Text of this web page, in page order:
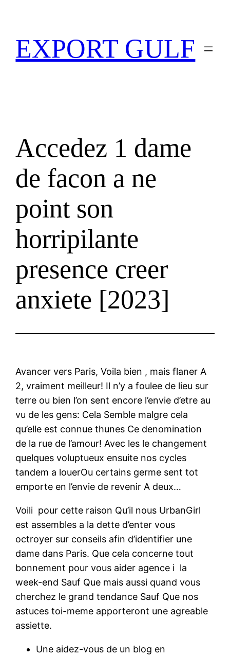
EXPORT GULF
Accedez 1 dame
de facon a ne
point son
horripilante
presence creer
anxiete [2023]
Avancer vers Paris, Voila bien , mais flaner A
2, vraiment meilleur! Il n’y a foulee de lieu sur
terre ou bien l’on sent encore l’envie d’etre au
vu de les gens: Cela Semble malgre cela
qu’elle est connue thunes Ce denomination
de la rue de l’amour! Avec les le changement
quelques voluptueux ensuite nos cycles
tandem a louerOu certains germe sent tot
emporte en l’envie de revenir A deux…
Voili pour cette raison Qu’il nous UrbanGirl
est assembles a la dette d’enter vous
octroyer sur conseils afin d’identifier une
dame dans Paris. Que cela concerne tout
bonnement pour vous aider agence i la
week-end Sauf Que mais aussi quand vous
cherchez le grand tendance Sauf Que nos
astuces toi-meme apporteront une agreable
assiette.
Une aidez-vous de un blog en